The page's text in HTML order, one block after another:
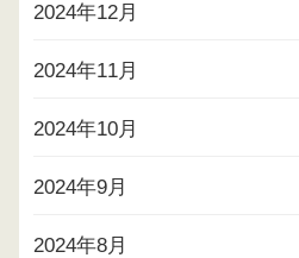
2024年12月
2024年11月
2024年10月
2024年9月
2024年8月